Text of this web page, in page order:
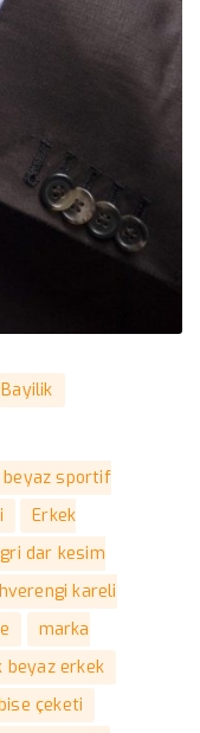
beyaz sportif
Erkek
gri dar kesim
kareli
marka
erkek
çeketi